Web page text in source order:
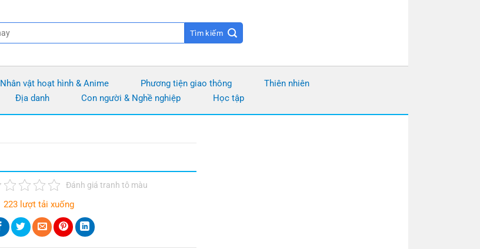
Nhân vật hoạt hình & Anime Phương tiện giao thông
Thiên nhiên
Địa danh Con người & Nghề nghiệp Học tập
Đánh giá tranh tô màu
223 lượt tải xuống